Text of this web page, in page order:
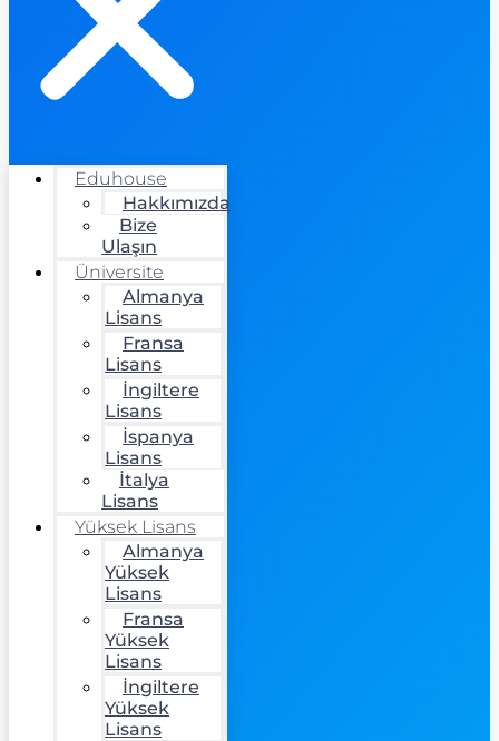
Eduhouse
Hakkımızda
Bize
Ulaşın
Üniversite
Almanya
Lisans
Fransa
Lisans
İngiltere
Lisans
İspanya
Lisans
İtalya
Lisans
Yüksek Lisans
Almanya
Yüksek
Lisans
Fransa
Yüksek
Lisans
İngiltere
Yüksek
Lisans